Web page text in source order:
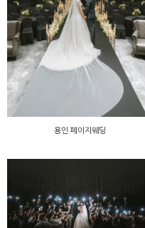
용인 페이지웨딩